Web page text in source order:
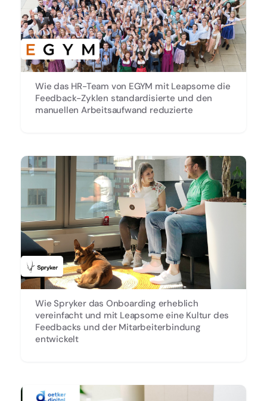
Wie das HR-Team von EGYM mit Leapsome die
Feedback-Zyklen standardisierte und den
manuellen Arbeitsaufwand reduzierte
Wie Spryker das Onboarding erheblich
vereinfacht und mit Leapsome eine Kultur des
Feedbacks und der Mitarbeiterbindung
entwickelt